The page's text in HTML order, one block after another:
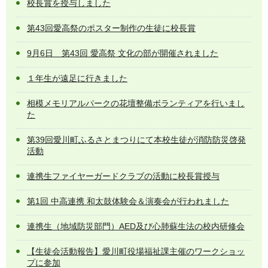
校長賞を授与しました
第43回愛高祭のポスター制作の生徒に校長賞
9月6日 第43回 愛高祭 文化の部が開催されました
１年生が遠足に行きました
相模メモリアルパークの花壇整備ボランティアを行いまし
た
第39回愛川町ふるさとまつりにて本校生徒が消防防災啓発
活動
連携生ファイヤーガードクラブの活動に校長賞授与
第1回 中高連携 和太鼓体験会＆演奏会が行われました
連携生（地域防災部門）AED及び心肺蘇生法の校内研修会
【生徒会活動報告】愛川町役場福祉課主催のワークショッ
プに参加